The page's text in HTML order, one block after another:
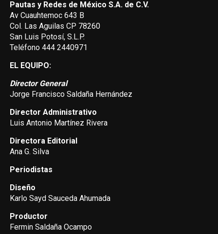
Pautas y Redes de México S.A. de C.V.
Av Cuauhtemoc 643 B
Col. Las Aguilas CP 78260
San Luis Potosí, S.L.P.
Teléfono 444 2440971
EL EQUIPO:
Director General
Jorge Francisco Saldaña Hernández
Director Administrativo
Luis Antonio Martínez Rivera
Directora Editorial
Ana G. Silva
Periodistas
Diseño
Karlo Sayd Sauceda Ahumada
Productor
Fermin Saldaña Ocampo